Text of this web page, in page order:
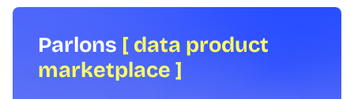
Parlons [ data product
marketplace ]